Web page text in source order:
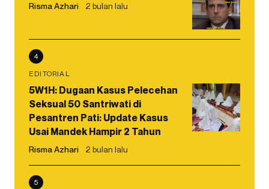
Risma Azhari 2 bulan lalu
4
EDITORIAL
5W1H: Dugaan Kasus Pelecehan
Seksual 50 Santriwati di
Pesantren Pati: Update Kasus
Usai Mandek Hampir 2 Tahun
Risma Azhari 2 bulan lalu
5